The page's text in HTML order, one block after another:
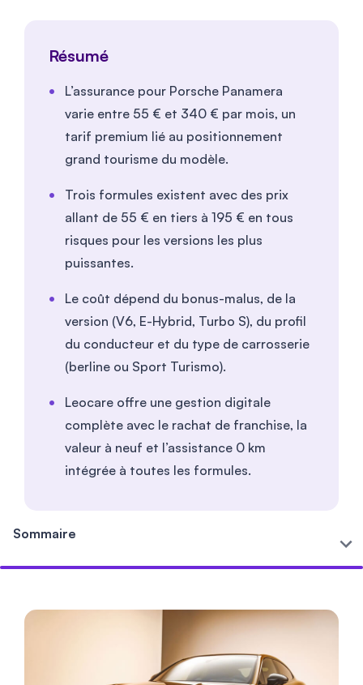
Résumé
L’assurance pour Porsche Panamera
varie entre 55 € et 340 € par mois, un
tarif premium lié au positionnement
grand tourisme du modèle.
Trois formules existent avec des prix
allant de 55 € en tiers à 195 € en tous
risques pour les versions les plus
puissantes.
Le coût dépend du bonus-malus, de la
version (V6, E-Hybrid, Turbo S), du profil
du conducteur et du type de carrosserie
(berline ou Sport Turismo).
Leocare offre une gestion digitale
complète avec le rachat de franchise, la
valeur à neuf et l’assistance 0 km
intégrée à toutes les formules.
Sommaire